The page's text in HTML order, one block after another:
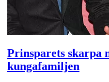
Prinsparets skarpa
kungafamiljen